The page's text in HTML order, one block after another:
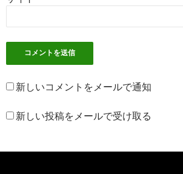
新しいコメントをメールで通知
新しい投稿をメールで受け取る